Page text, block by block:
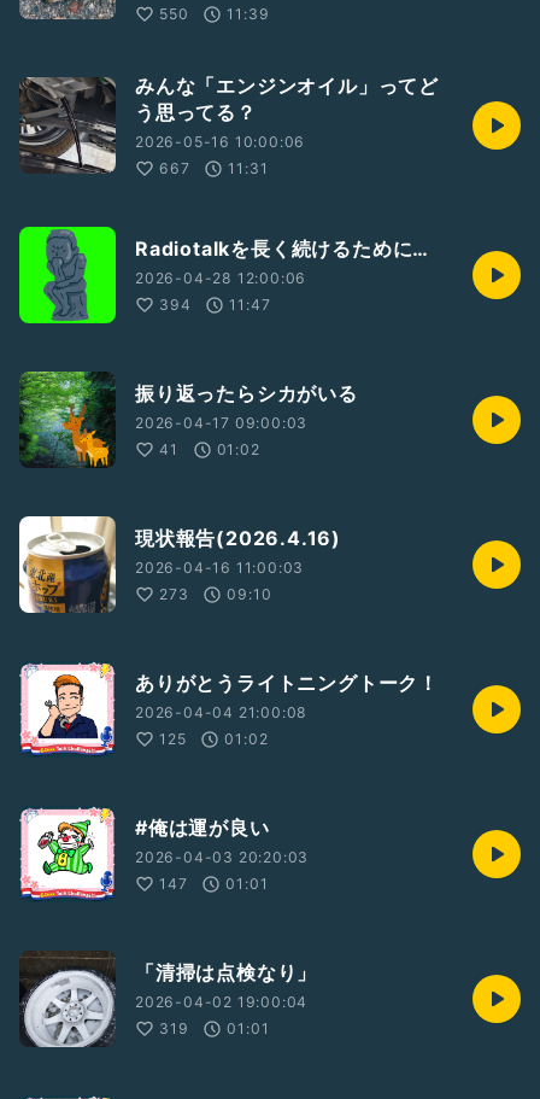
550
11:39
みんな「エンジンオイル」ってど
う思ってる？
2026-05-16 10:00:06
667
11:31
Radiotalkを長く続けるために…
2026-04-28 12:00:06
394
11:47
振り返ったらシカがいる
2026-04-17 09:00:03
41
01:02
現状報告(2026.4.16)
2026-04-16 11:00:03
273
09:10
ありがとうライトニングトーク！
2026-04-04 21:00:08
125
01:02
#俺は運が良い
2026-04-03 20:20:03
147
01:01
「清掃は点検なり」
2026-04-02 19:00:04
319
01:01